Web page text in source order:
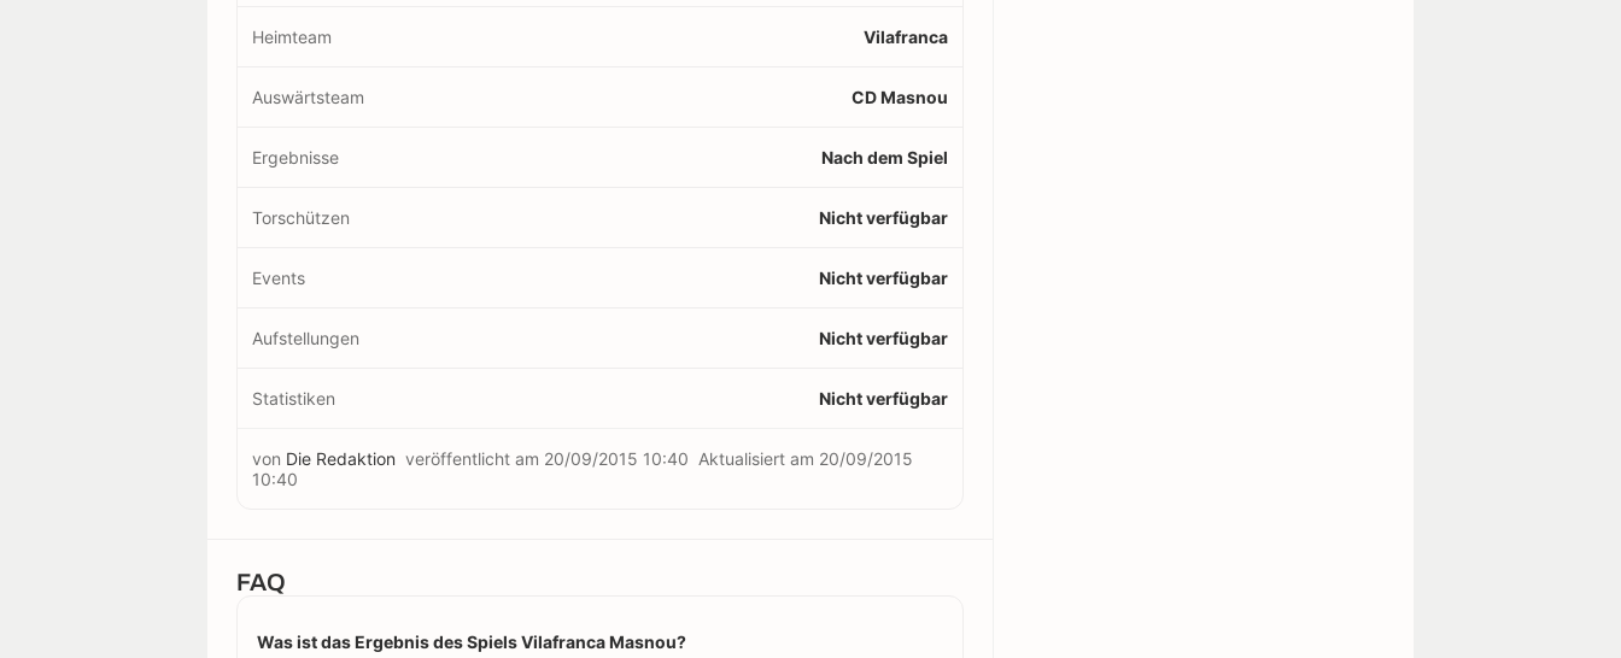
Heimteam Vilafranca
Auswärtsteam CD Masnou
Ergebnisse Nach dem Spiel
Torschützen Nicht verfügbar
Events Nicht verfügbar
Aufstellungen Nicht verfügbar
Statistiken Nicht verfügbar
von Die Redaktion veröffentlicht am 20/09/2015 10:40 Aktualisiert am 20/09/2015
10:40
FAQ
Was ist das Ergebnis des Spiels Vilafranca Masnou?